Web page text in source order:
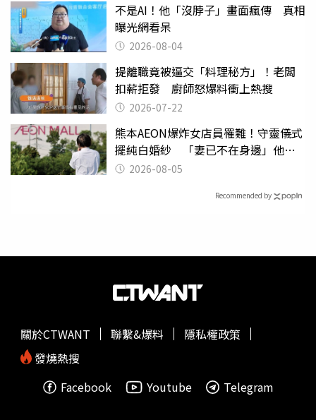
不是AI！他「沒脖子」畫面瘋傳 真相
曝光網看呆
2026-08-04
提離職竟被逼交「料理秘方」！老闆
扣薪拒發 廚師怒爆料衝上熱搜
2026-07-22
熊本AEON爆炸女店員罹難！守靈儀式
擺純白婚紗 「妻已不在身邊」他淚
喊：無法想像
2026-08-05
Recommended by
關於CTWANT 聯繫&爆料
隱私權政策
發燒熱搜
Facebook
Youtube Telegram